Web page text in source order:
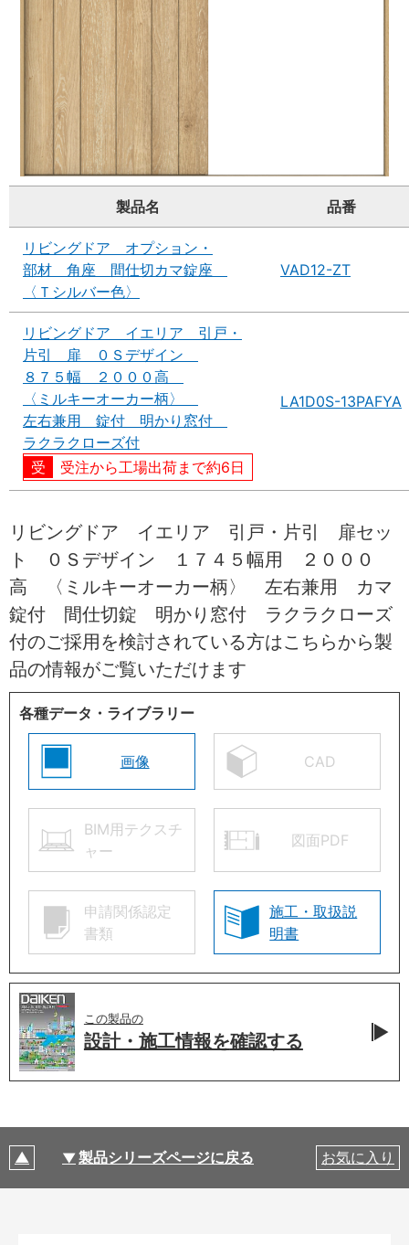
製品名 品番
リビングドア オプション・
部材 角座 間仕切カマ錠座
〈Ｔシルバー色〉
VAD12-ZT
リビングドア イエリア 引戸・
片引 扉 ０Ｓデザイン
８７５幅 ２０００高
〈ミルキーオーカー柄〉
左右兼用 錠付 明かり窓付
ラクラクローズ付
受注から工場出荷まで約6日
LA1D0S-13PAFYA
リビングドア イエリア 引戸・片引 扉セッ
ト ０Ｓデザイン １７４５幅用 ２０００
高 〈ミルキーオーカー柄〉 左右兼用 カマ
錠付 間仕切錠 明かり窓付 ラクラクローズ
付のご採用を検討されている方はこちらから製
品の情報がご覧いただけます
各種データ・ライブラリー
画像 CAD
BIM用テクスチ
ャー
図面PDF
申請関係認定
書類
施工・取扱説
明書
この製品の
設計・施工情報を確認する
製品シリーズページに戻る お気に入り